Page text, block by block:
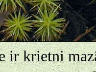
ir krietni